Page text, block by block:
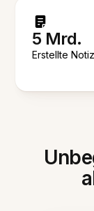
5 Mrd.
Erstellte